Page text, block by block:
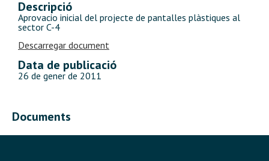
Descripció
Aprovacio inicial del projecte de pantalles plàstiques al
sector C-4
Descarregar document
Data de publicació
26 de gener de 2011
Documents